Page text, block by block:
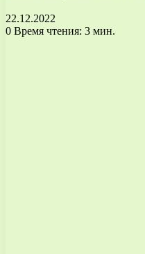
22.12.2022
0 Время чтения: 3 мин.